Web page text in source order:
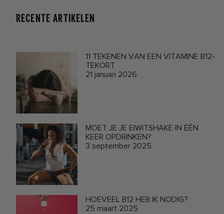
RECENTE ARTIKELEN
11 TEKENEN VAN EEN VITAMINE B12-
TEKORT
21 januari 2026
MOET JE JE EIWITSHAKE IN ÉÉN
KEER OPDRINKEN?
3 september 2025
HOEVEEL B12 HEB IK NODIG?
25 maart 2025